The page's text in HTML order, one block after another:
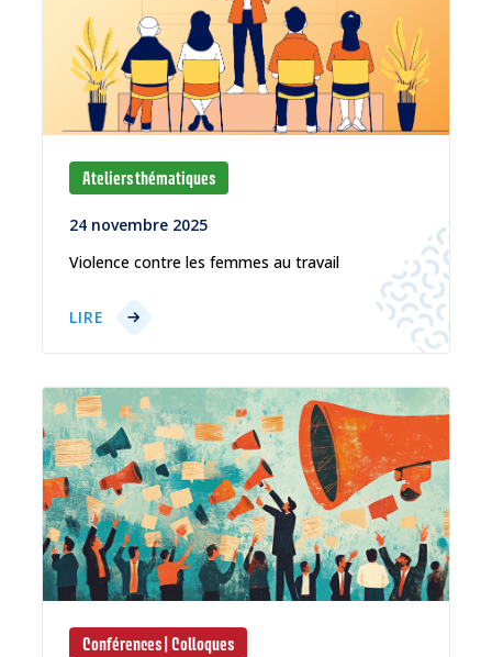
Ateliers thématiques
24 novembre 2025
Violence contre les femmes au travail
LIRE
Conférences | Colloques